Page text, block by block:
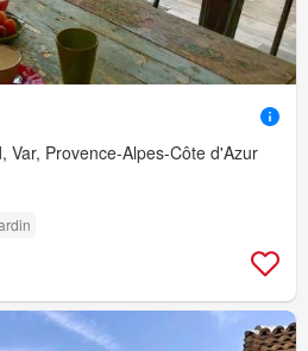
Var, Provence-Alpes-Côte d'Azur